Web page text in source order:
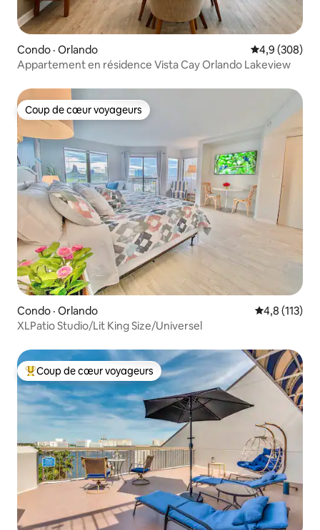
Condo · Orlando Note
4,9 (308)
Appartement en résidence Vista Cay Orlando Lakeview
Coup de cœur voyageurs
Coup de cœur voyageurs
Condo · Orlando Note
4,8 (113)
XLPatio Studio/Lit King Size/Universel
Coup de cœur voyageurs parmi les plus aimés
Coup de cœur voyageurs